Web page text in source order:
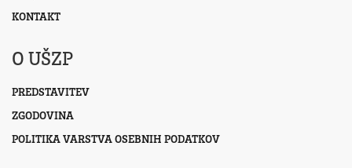
KONTAKT
O UŠZP
PREDSTAVITEV
ZGODOVINA
POLITIKA VARSTVA OSEBNIH PODATKOV